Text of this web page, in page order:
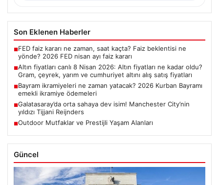
Son Eklenen Haberler
■FED faiz kararı ne zaman, saat kaçta? Faiz beklentisi ne
yönde? 2026 FED nisan ayı faiz kararı
■Altın fiyatları canlı 8 Nisan 2026: Altın fiyatları ne kadar oldu?
Gram, çeyrek, yarım ve cumhuriyet altını alış satış fiyatları
■Bayram ikramiyeleri ne zaman yatacak? 2026 Kurban Bayramı
emekli ikramiye ödemeleri
■Galatasaray’da orta sahaya dev isim! Manchester City’nin
yıldızı Tijjani Reijnders
■Outdoor Mutfaklar ve Prestijli Yaşam Alanları
Güncel